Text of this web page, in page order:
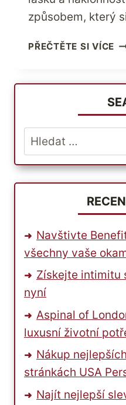
způsobem, který
PŘEČTĚTE SI VÍCE
V
Vyhledávání
Navštivte
všechny vaše
Získejte intimitu
nyní
Aspinal of
luxusní životní
Nákup
stránkách USA
Najít nejlepší